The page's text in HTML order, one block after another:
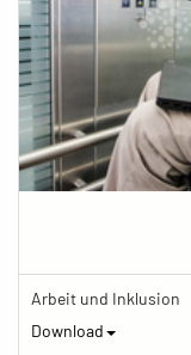
Arbeit und Inklusion
Download